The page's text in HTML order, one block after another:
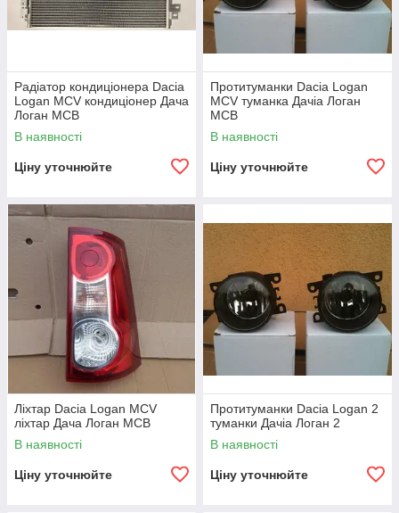
Радіатор кондиціонера Dacia
Logan MCV кондиціонер Дача
Логан МСВ
В наявності
Ціну уточнюйте
Протитуманки Dacia Logan
MCV туманка Дачіа Логан
МСВ
В наявності
Ціну уточнюйте
Ліхтар Dacia Logan MCV
ліхтар Дача Логан МСВ
В наявності
Ціну уточнюйте
Протитуманки Dacia Logan 2
туманки Дачіа Логан 2
В наявності
Ціну уточнюйте